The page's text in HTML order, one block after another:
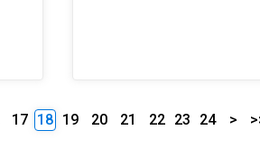
17 18 19 20 21 22 23 24 >